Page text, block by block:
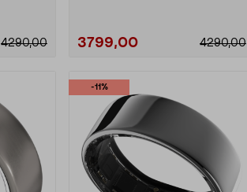
4290,00 3799,00 4290,00
-11%